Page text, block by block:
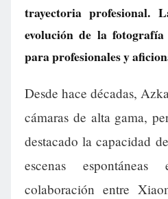
trayectoria profesional.
evolución de la
para profesionales y
Desde hace décadas,
cámaras de alta gama,
destacado la capacidad
escenas
colaboración entre